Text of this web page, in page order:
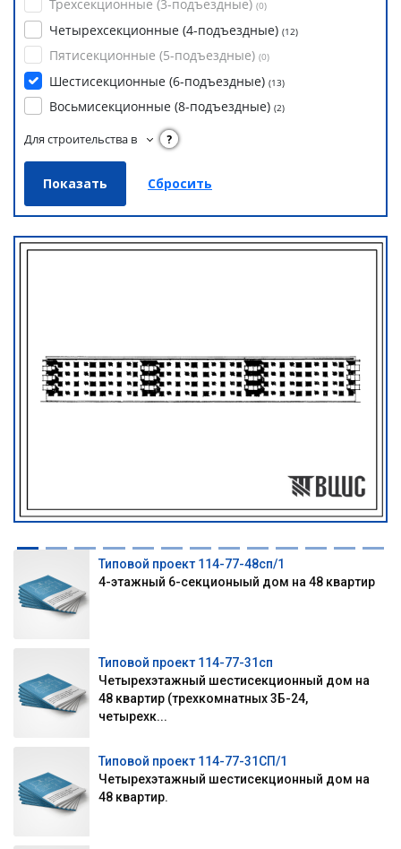
Трехсекционные (3-подъездные) (0)
Четырехсекционные (4-подъездные) (12)
Пятисекционные (5-подъездные) (0)
Шестисекционные (6-подъездные) (13)
Восьмисекционные (8-подъездные) (2)
Для строительства в ?
Типовой проект 114-77-48сп/1
4-этажный 6-секционыый дом на 48 квартир
Типовой проект 114-77-31сп
Четырехэтажный шестисекционный дом на
48 квартир (трехкомнатных 3Б-24,
четырехк...
Типовой проект 114-77-31СП/1
Четырехэтажный шестисекционный дом на
48 квартир.